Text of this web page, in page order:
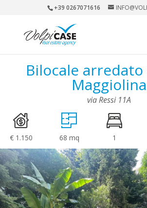
+39 0267071616
Bilocale arredato
Maggiolina
via Ressi 11A
€ 1.150 68 mq 1